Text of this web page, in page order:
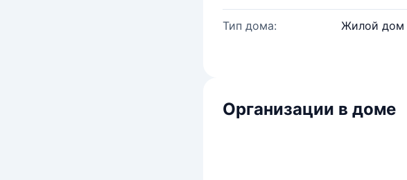
Тип дома: Жилой дом
Организации в доме